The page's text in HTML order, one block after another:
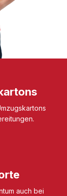
auch bei